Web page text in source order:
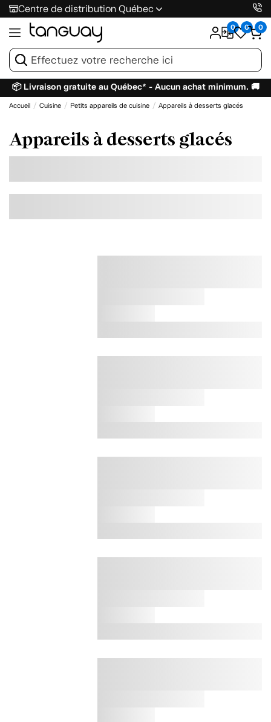
Centre de distribution Québec
0 0 0
📦 Livraison gratuite au Québec* - Aucun achat minimum. 🚚
Accueil Cuisine Petits appareils de cuisine Appareils à desserts glacés
Appareils à desserts glacés